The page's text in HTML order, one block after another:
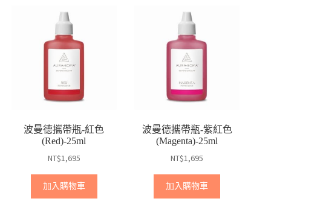
波曼德攜帶瓶-紅色
(Red)-25ml
NT$1,695
加入購物車
波曼德攜帶瓶-紫紅色
(Magenta)-25ml
NT$1,695
加入購物車